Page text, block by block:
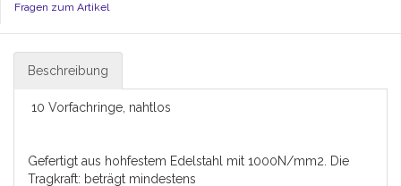
Fragen zum Artikel
Beschreibung
10 Vorfachringe, nahtlos
Gefertigt aus hohfestem Edelstahl mit 1000N/mm2. Die
Tragkraft: beträgt mindestens